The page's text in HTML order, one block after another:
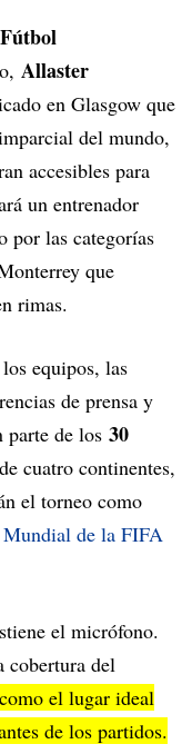
Allaster
en Glasgow que
del mundo,
accesibles para
un entrenador
por las categorías
que
rimas.
equipos, las
de prensa y
parte de los 30
cuatro continentes,
el torneo como
Mundial de la FIFA
el micrófono.
cobertura del
el lugar ideal
de los partidos.